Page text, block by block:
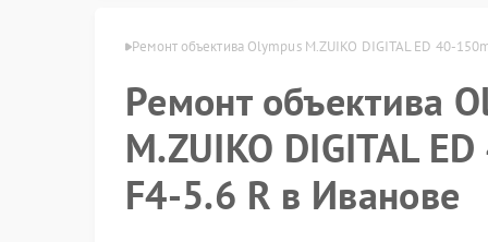
Olympus в Иванове Ремонт объектива Olympus M.ZUIKO DIGITAL ED 40-
Ремонт объектива
M.ZUIKO DIGITAL
F4-5.6 R в Иванове